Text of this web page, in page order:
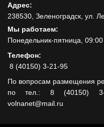
Адрес:
238530, Зеленоградск, ул.
Мы работаем:
Понедельник-пятница,
Телефон:
8 (40150) 3-21-95
По вопросам размещения
по тел.: 8 (40150) 3-
volnanet@mail.ru